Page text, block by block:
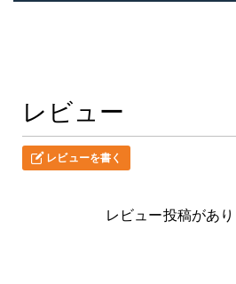
レビュー
レビューを書く
レビュー投稿があり